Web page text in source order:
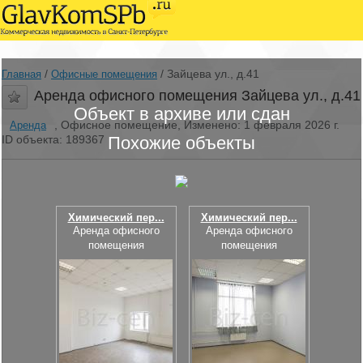
Объект в архиве или сдан
Похожие объекты
Химический пер...
Аренда офисного
помещения
Химический пер...
Аренда офисного
помещения
Главная / Офисные помещения / Зайцева ул., д.41
Аренда офисного помещения Зайцева ул., д.41
Аренда
, Офисное помещение, Изменено: 1 февраля 2026 г.
ID объекта: 189367